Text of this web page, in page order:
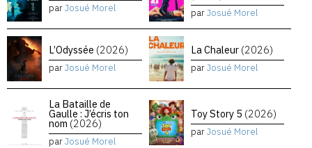
parJosué Morel parJosué Morel
L’Odyssée (2026)
parJosué Morel
La Chaleur (2026)
parJosué Morel
La Bataille de
Gaulle : J’écris ton
nom (2026)
parJosué Morel
Toy Story 5 (2026)
parJosué Morel